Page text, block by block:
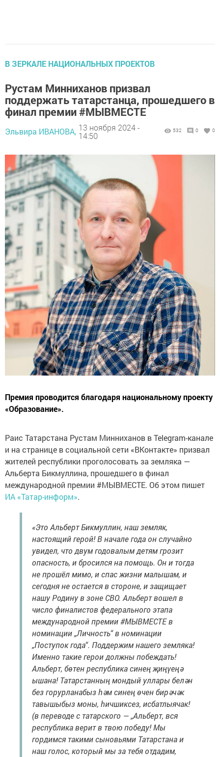
В ЗЕРКАЛЕ НАЦИОНАЛЬНЫХ ПРОЕКТОВ
Рустам Минниханов призвал
поддержать татарстанца, прошедшего в
финал премии #МЫВМЕСТЕ
Эльвира ИВАНОВА, 13 ноября 2024 -
14:50
532 0 0
Премия проводится благодаря национальному проекту
«Образование».
Раис Татарстана Рустам Минниханов в Telegram-канале
и на странице в социальной сети «ВКонтакте» призвал
жителей республики проголосовать за земляка —
Альберта Бикмуллина, прошедшего в финал
международной премии #МЫВМЕСТЕ. Об этом пишет
ИА «Татар-информ».
«Это Альберт Бикмуллин, наш земляк,
настоящий герой! В начале года он случайно
увидел, что двум годовалым детям грозит
опасность, и бросился на помощь. Он и тогда
не прошёл мимо, и спас жизни малышам, и
сегодня не остается в стороне, и защищает
нашу Родину в зоне СВО. Альберт вошел в
число финалистов федерального этапа
международной премии #МЫВМЕСТЕ в
номинации „Личность“ в номинации
„Поступок года“. Поддержим нашего земляка!
Именно такие герои должны побеждать!
Альберт, бөтен республика синең җиңүеңә
ышана! Татарстанның мондый уллары белән
без горурланабыз һәм синең өчен бирәчәк
тавышыбыз моны, һичшиксез, исбатлыячак!
(в переводе с татарского — „Альберт, вся
республика верит в твою победу! Мы
гордимся такими сыновьями Татарстана и
наш голос, который мы за тебя отдадим,